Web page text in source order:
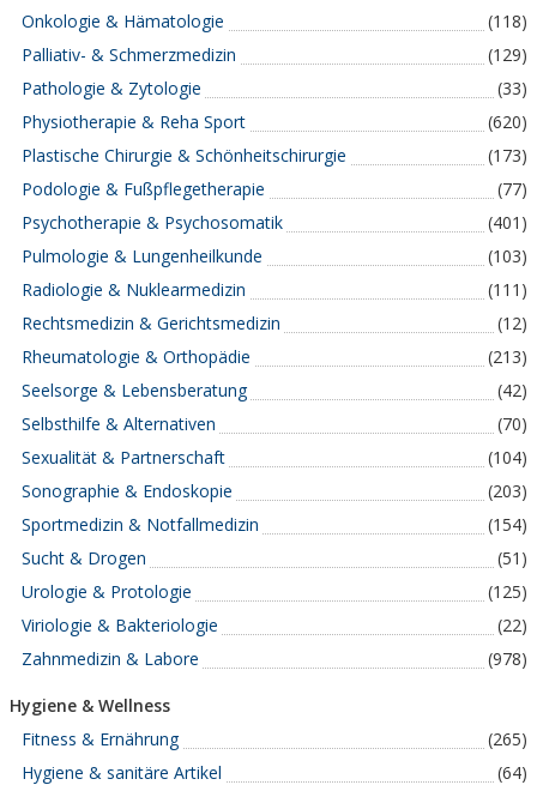
Onkologie & Hämatologie
(118)
Palliativ- & Schmerzmedizin
(129)
Pathologie & Zytologie
(33)
Physiotherapie & Reha Sport
(620)
Plastische Chirurgie & Schönheitschirurgie
(173)
Podologie & Fußpflegetherapie
(77)
Psychotherapie & Psychosomatik
(401)
Pulmologie & Lungenheilkunde
(103)
Radiologie & Nuklearmedizin
(111)
Rechtsmedizin & Gerichtsmedizin
(12)
Rheumatologie & Orthopädie
(213)
Seelsorge & Lebensberatung
(42)
Selbsthilfe & Alternativen
(70)
Sexualität & Partnerschaft
(104)
Sonographie & Endoskopie
(203)
Sportmedizin & Notfallmedizin
(154)
Sucht & Drogen
(51)
Urologie & Protologie
(125)
Viriologie & Bakteriologie
(22)
Zahnmedizin & Labore
(978)
Hygiene & Wellness
Fitness & Ernährung
(265)
Hygiene & sanitäre Artikel
(64)